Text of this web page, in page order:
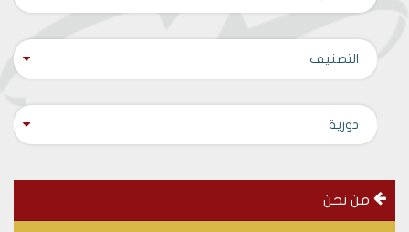
menu
left
من نحن